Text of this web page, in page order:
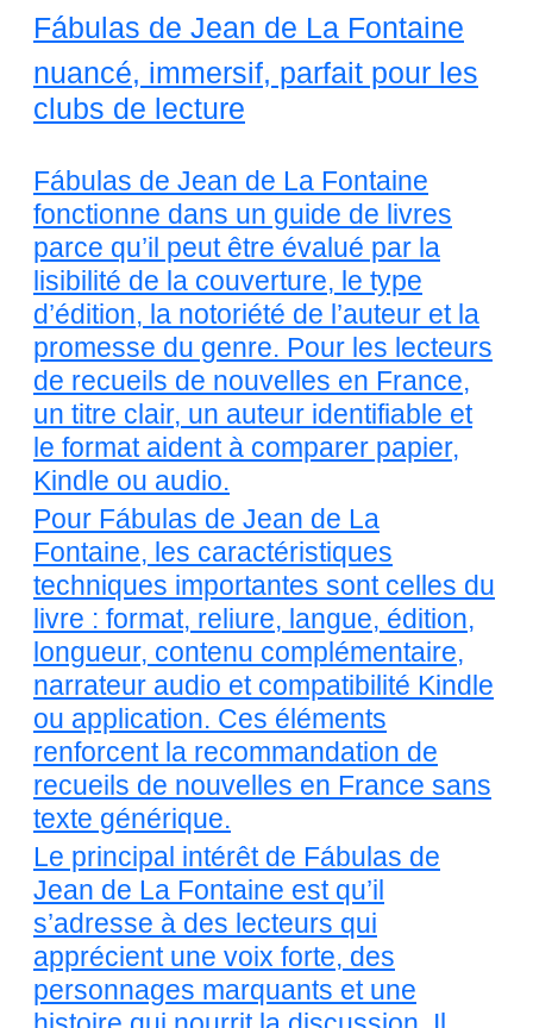
Fábulas de Jean de La Fontaine
nuancé, immersif, parfait pour les
clubs de lecture
Fábulas de Jean de La Fontaine
fonctionne dans un guide de livres
parce qu’il peut être évalué par la
lisibilité de la couverture, le type
d’édition, la notoriété de l’auteur et la
promesse du genre. Pour les lecteurs
de recueils de nouvelles en France,
un titre clair, un auteur identifiable et
le format aident à comparer papier,
Kindle ou audio.
Pour Fábulas de Jean de La
Fontaine, les caractéristiques
techniques importantes sont celles du
livre : format, reliure, langue, édition,
longueur, contenu complémentaire,
narrateur audio et compatibilité Kindle
ou application. Ces éléments
renforcent la recommandation de
recueils de nouvelles en France sans
texte générique.
Le principal intérêt de Fábulas de
Jean de La Fontaine est qu’il
s’adresse à des lecteurs qui
apprécient une voix forte, des
personnages marquants et une